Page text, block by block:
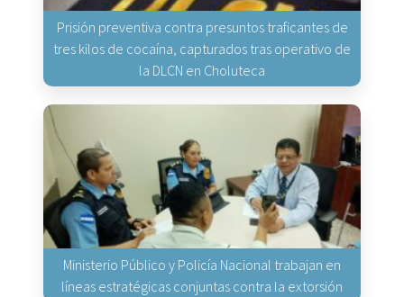
Prisión preventiva contra presuntos traficantes de
tres kilos de cocaína, capturados tras operativo de
la DLCN en Choluteca
Ministerio Público y Policía Nacional trabajan en
líneas estratégicas conjuntas contra la extorsión